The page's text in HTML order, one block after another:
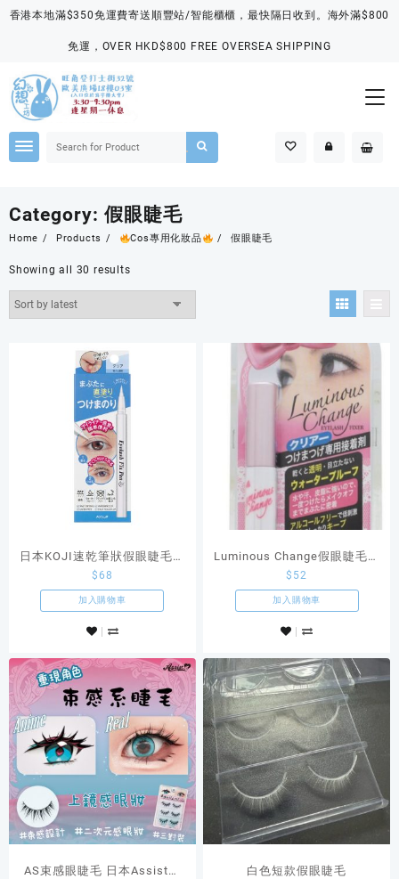
Skip
香港本地滿$350免運費寄送順豐站/智能櫃櫃，最快隔日收到。海外滿$800
免運，OVER HKD$800 FREE OVERSEA SHIPPING
Category: 假眼睫毛
Home Products Cos專用化妝品 假眼睫毛
Showing all 30 results
日本KOJI速乾筆狀假眼睫毛用
膠水 EYELASH FIX PEN
$68
加入購物車
Luminous Change假眼睫毛專
用接著劑 假眼睫毛膠水
$ 52
加入購物車
AS束感眼睫毛 日本Assist原
白色短款假眼睫毛